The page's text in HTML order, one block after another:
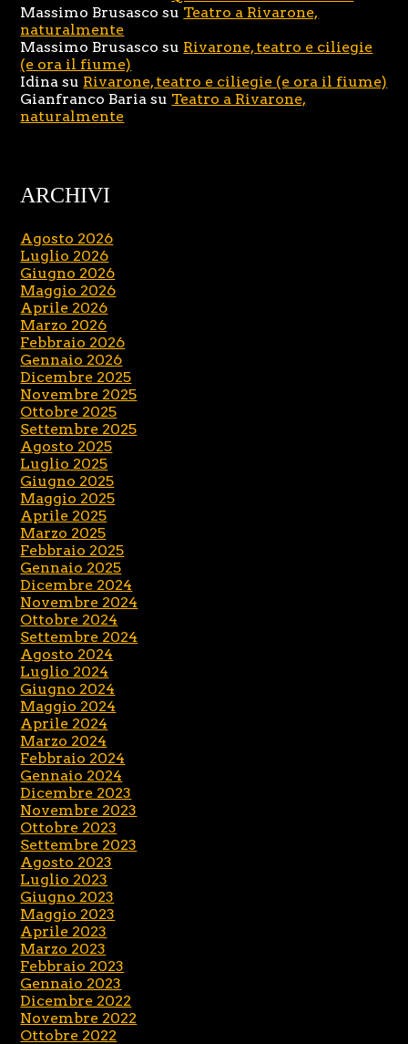
Massimo Brusasco su Teatro a Rivarone,
naturalmente
Massimo Brusasco su Rivarone, teatro e ciliegie
(e ora il fiume)
Idina su Rivarone, teatro e ciliegie (e ora il fiume)
Gianfranco Baria su Teatro a Rivarone,
naturalmente
ARCHIVI
Agosto 2026
Luglio 2026
Giugno 2026
Maggio 2026
Aprile 2026
Marzo 2026
Febbraio 2026
Gennaio 2026
Dicembre 2025
Novembre 2025
Ottobre 2025
Settembre 2025
Agosto 2025
Luglio 2025
Giugno 2025
Maggio 2025
Aprile 2025
Marzo 2025
Febbraio 2025
Gennaio 2025
Dicembre 2024
Novembre 2024
Ottobre 2024
Settembre 2024
Agosto 2024
Luglio 2024
Giugno 2024
Maggio 2024
Aprile 2024
Marzo 2024
Febbraio 2024
Gennaio 2024
Dicembre 2023
Novembre 2023
Ottobre 2023
Settembre 2023
Agosto 2023
Luglio 2023
Giugno 2023
Maggio 2023
Aprile 2023
Marzo 2023
Febbraio 2023
Gennaio 2023
Dicembre 2022
Novembre 2022
Ottobre 2022